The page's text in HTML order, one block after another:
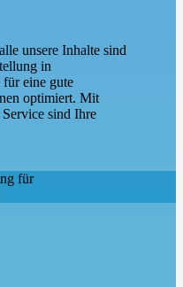
unsere Inhalte sind
in
eine gute
optimiert. Mit
sind Ihre